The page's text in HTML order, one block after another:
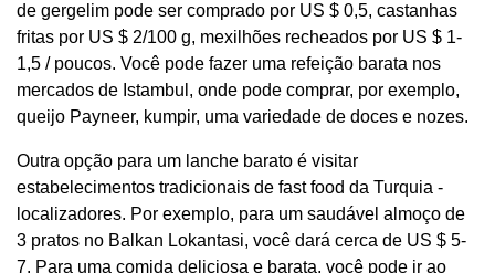
de gergelim pode ser comprado por US $ 0,5, castanhas
fritas por US $ 2/100 g, mexilhões recheados por US $ 1-
1,5 / poucos. Você pode fazer uma refeição barata nos
mercados de Istambul, onde pode comprar, por exemplo,
queijo Payneer, kumpir, uma variedade de doces e nozes.
Outra opção para um lanche barato é visitar
estabelecimentos tradicionais de fast food da Turquia -
localizadores. Por exemplo, para um saudável almoço de
3 pratos no Balkan Lokantasi, você dará cerca de US $ 5-
7. Para uma comida deliciosa e barata, você pode ir ao